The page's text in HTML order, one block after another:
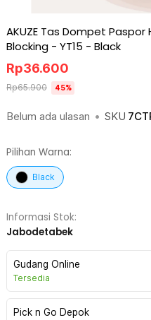
AKUZE Tas Dompet Paspor
Blocking - YT15 - Black
Belum ada ulasan • SKU
Rp36.600
Rp65.900 45%
Pilihan Warna:
Black
Informasi Stok:
Jabodetabek
Gudang Online
Tersedia
Pick n Go Depok